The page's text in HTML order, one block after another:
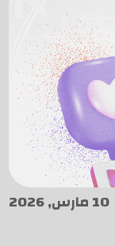
10 مارس, 2026